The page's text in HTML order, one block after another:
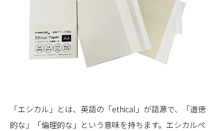
「エシカル」とは、英語の「ethical」が語源で、「道徳
的な」「倫理的な」という意味を持ちます。エシカルペ